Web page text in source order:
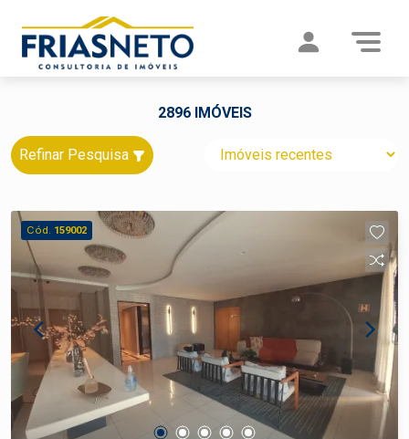
2896 IMÓVEIS
Refinar Pesquisa
Cód. 159002